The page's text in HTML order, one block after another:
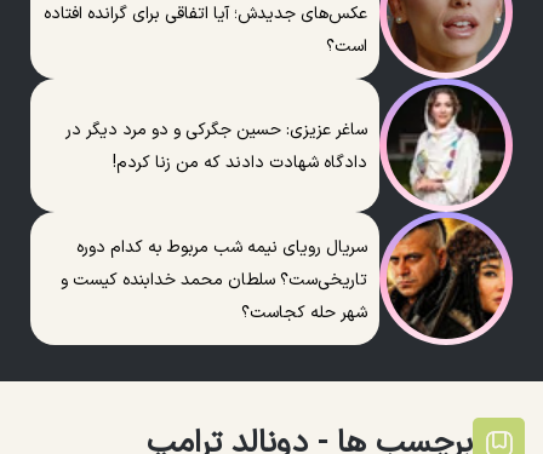
عکس‌های جدیدش؛ آیا اتفاقی برای گرانده افتاده
است؟
ساغر عزیزی: حسین جگرکی و دو مرد دیگر در
دادگاه شهادت دادند که من زنا کردم!
سریال رویای نیمه شب مربوط به کدام دوره
تاریخی‌ست؟ سلطان محمد خدابنده کیست و
شهر حله کجاست؟
برچسب ها - دونالد ترامپ